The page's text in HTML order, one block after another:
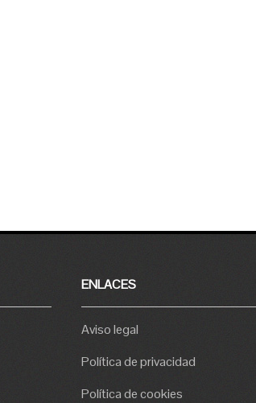
ENLACES
Aviso legal
Política de privacidad
Política de cookies